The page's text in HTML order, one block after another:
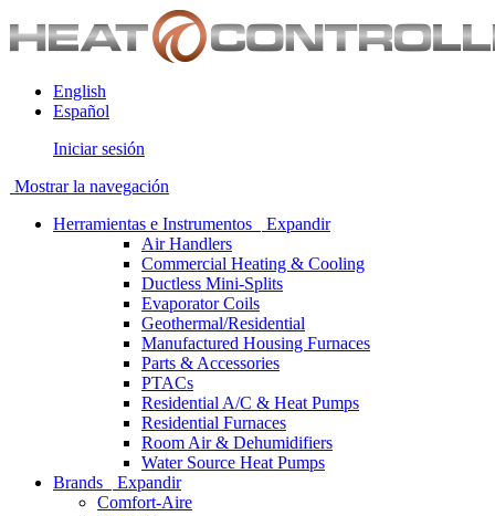
English
Español
Iniciar sesión
Mostrar la navegación
Herramientas e Instrumentos
Expandir
Air Handlers
Commercial Heating & Cooling
Ductless Mini-Splits
Evaporator Coils
Geothermal/Residential
Manufactured Housing Furnaces
Parts & Accessories
PTACs
Residential A/C & Heat Pumps
Residential Furnaces
Room Air & Dehumidifiers
Water Source Heat Pumps
Brands
Expandir
Comfort-Aire